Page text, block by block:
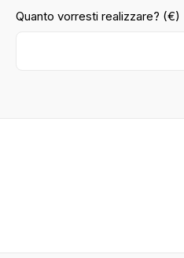
Quanto vorresti realizzare? (€)